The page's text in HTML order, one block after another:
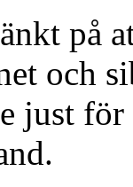
på
och
just